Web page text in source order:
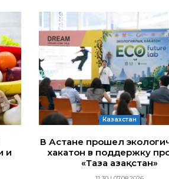
и
Казахстан
В Астане прошел
хакатон в поддержку
«Таза Қазақстан»